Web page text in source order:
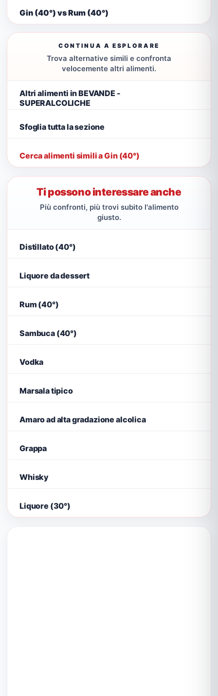
Gin (40°) vs Rum (40°)
CONTINUA A ESPLORARE
Trova alternative simili e confronta
velocemente altri alimenti.
Altri alimenti in BEVANDE -
SUPERALCOLICHE
Sfoglia tutta la sezione
Cerca alimenti simili a Gin (40°)
Ti possono interessare anche
Più confronti, più trovi subito l'alimento
giusto.
Distillato (40°)
Liquore da dessert
Rum (40°)
Sambuca (40°)
Vodka
Marsala tipico
Amaro ad alta gradazione alcolica
Grappa
Whisky
Liquore (30°)